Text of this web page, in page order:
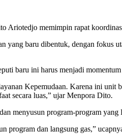
memimpin rapat
baru dibentuk, dengan fokus
baru ini harus menjadi
Kepemudaan. Karena ini unit
secara luas,” ujar Menpora Dito.
menyusun program-program
program dan langsung gas,”